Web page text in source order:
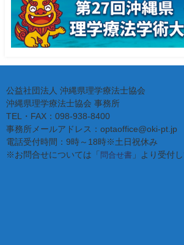
公益社団法人 沖縄県理学療法士協会
沖縄県理学療法士協会 事務所
TEL・FAX：098-938-8400
事務所メールアドレス：optaoffice@oki-pt.jp
電話受付時間：9時～18時※土日祝休み
※お問合せについては「 問合せ書 」より受付